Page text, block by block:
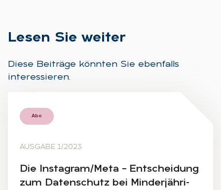
Le­sen Sie wei­ter
Diese Beiträge könnten Sie ebenfalls
interessieren.
Abo
AUSGABE 1/2023
Die In­sta­gram/Meta – Ent­schei­dung
zum Da­ten­schutz bei Min­der­jäh­ri­